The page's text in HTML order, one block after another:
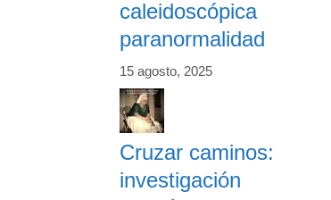
caleidoscópica
paranormalidad
15 agosto, 2025
Cruzar caminos:
investigación